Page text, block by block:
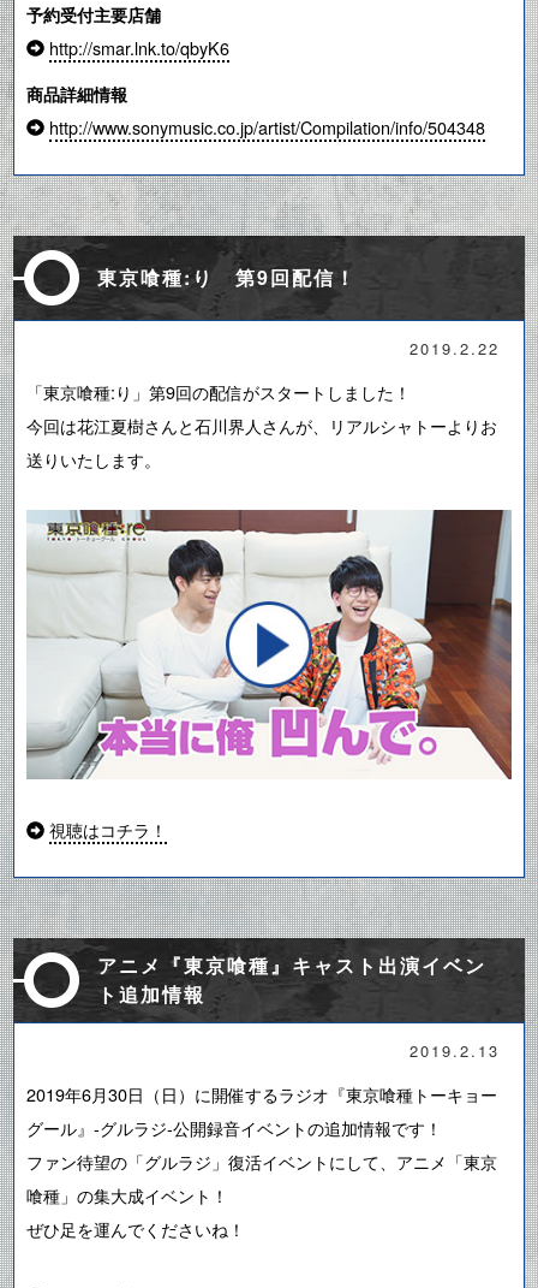
予約受付主要店舗
http://smar.lnk.to/qbyK6
商品詳細情報
http://www.sonymusic.co.jp/artist/Compilation/info/504348
東京喰種:り 第9回配信！
2019.2.22
「東京喰種:り」第9回の配信がスタートしました！
今回は花江夏樹さんと石川界人さんが、リアルシャトーよりお
送りいたします。
視聴はコチラ！
アニメ『東京喰種』キャスト出演イベン
ト追加情報
2019.2.13
2019年6月30日（日）に開催するラジオ『東京喰種トーキョー
グール』-グルラジ-公開録音イベントの追加情報です！
ファン待望の「グルラジ」復活イベントにして、アニメ「東京
喰種」の集大成イベント！
ぜひ足を運んでくださいね！